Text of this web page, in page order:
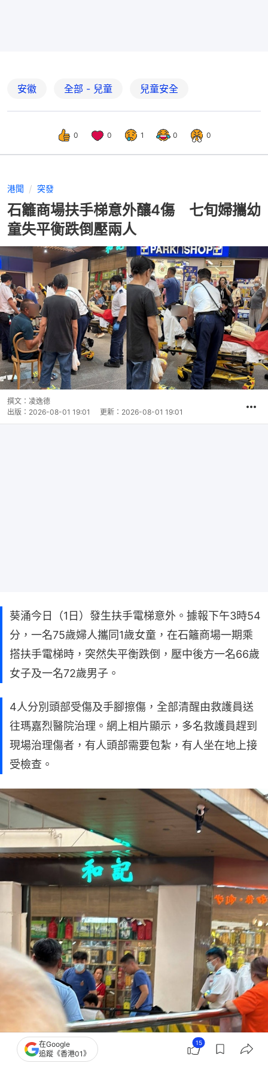
安徽 全部 - 兒童 兒童安全
0 0 1 0 0
港聞 突發
石籬商場扶手梯意外釀4傷 七旬婦攜幼
童失平衡跌倒壓兩人
撰文： 凌逸德
出版： 2026-08-01 19:01 更新： 2026-08-01 19:01
葵涌今日（1日）發生扶手電梯意外。據報下午3時54
分，一名75歲婦人攜同1歲女童，在石籬商場一期乘
搭扶手電梯時，突然失平衡跌倒，壓中後方一名66歲
女子及一名72歲男子。
4人分別頭部受傷及手腳擦傷，全部清醒由救護員送
往瑪嘉烈醫院治理。網上相片顯示，多名救護員趕到
現場治理傷者，有人頭部需要包紮，有人坐在地上接
受檢查。
在Google
追蹤《香港01》
15